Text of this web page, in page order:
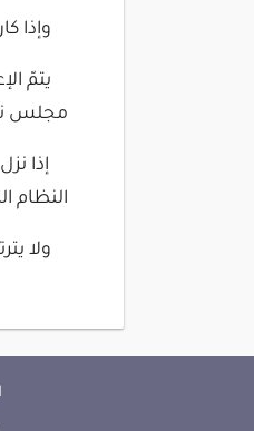
وإذا
يتمّ
مجلس
إذا
النظام
ولا